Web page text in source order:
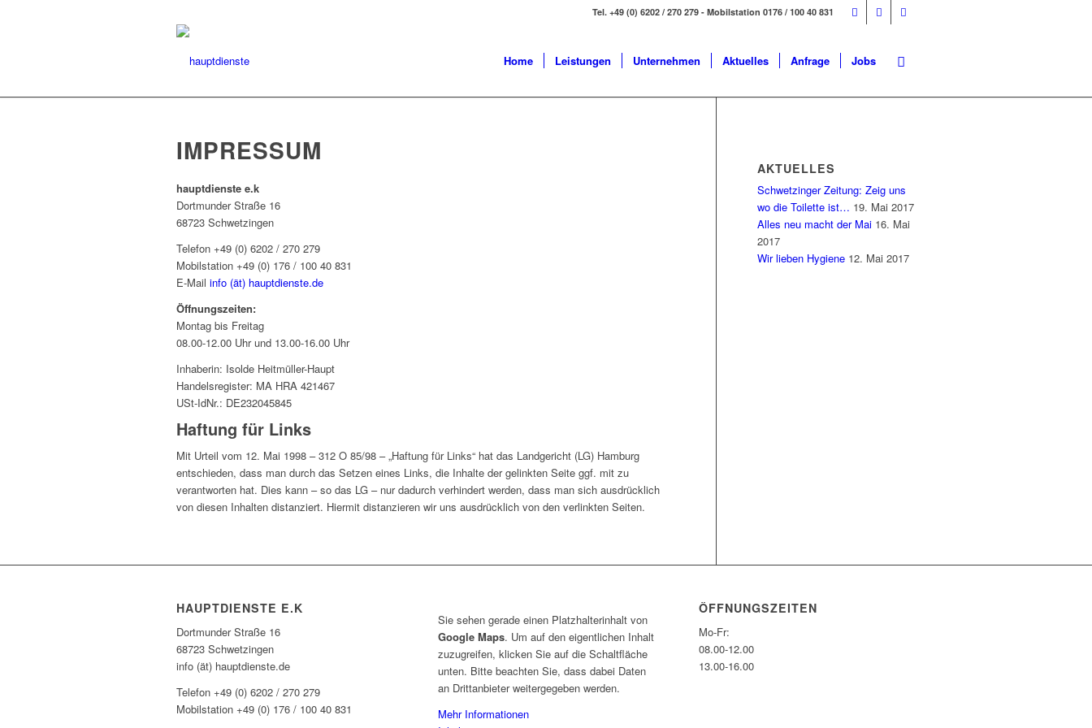
Tel. +49 (0) 6202 / 270 279 - Mobilstation 0176 / 100 40 831
Home Leistungen Unternehmen Aktuelles Anfrage Jobs
IMPRESSUM
hauptdienste e.k
Dortmunder Straße 16
68723 Schwetzingen
Telefon +49 (0) 6202 / 270 279
Mobilstation +49 (0) 176 / 100 40 831
E-Mail info (ät) hauptdienste.de
Öffnungszeiten:
Montag bis Freitag
08.00-12.00 Uhr und 13.00-16.00 Uhr
Inhaberin: Isolde Heitmüller-Haupt
Handelsregister: MA HRA 421467
USt-IdNr.: DE232045845
Haftung für Links
Mit Urteil vom 12. Mai 1998 – 312 O 85/98 – „Haftung für Links“ hat das Landgericht (LG) Hamburg
entschieden, dass man durch das Setzen eines Links, die Inhalte der gelinkten Seite ggf. mit zu
verantworten hat. Dies kann – so das LG – nur dadurch verhindert werden, dass man sich ausdrücklich
von diesen Inhalten distanziert. Hiermit distanzieren wir uns ausdrücklich von den verlinkten Seiten.
AKTUELLES
Schwetzinger Zeitung: Zeig uns
wo die Toilette ist… 19. Mai 2017
Alles neu macht der Mai 16. Mai
2017
Wir lieben Hygiene 12. Mai 2017
HAUPTDIENSTE E.K
Dortmunder Straße 16
68723 Schwetzingen
info (ät) hauptdienste.de
Telefon +49 (0) 6202 / 270 279
Mobilstation +49 (0) 176 / 100 40 831
Sie sehen gerade einen Platzhalterinhalt von
Google Maps. Um auf den eigentlichen Inhalt
zuzugreifen, klicken Sie auf die Schaltfläche
unten. Bitte beachten Sie, dass dabei Daten
an Drittanbieter weitergegeben werden.
Mehr Informationen
ÖFFNUNGSZEITEN
Mo-Fr:
08.00-12.00
13.00-16.00